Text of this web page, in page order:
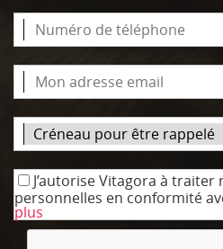
J’autorise Vitagora à traiter
personnelles en conformité
plus